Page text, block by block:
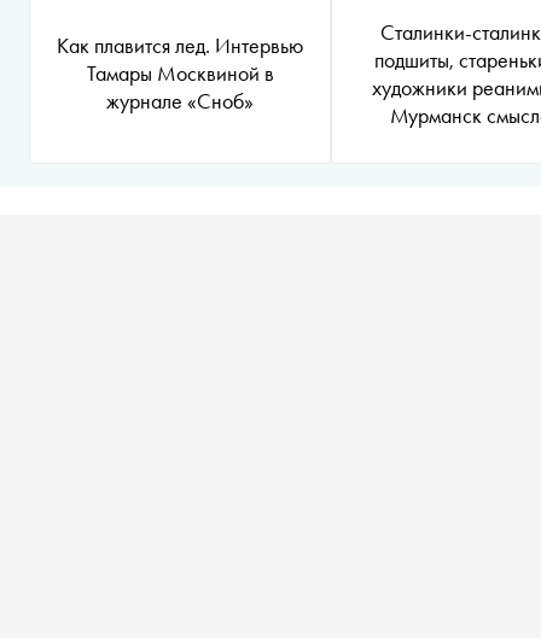
Kак плавится лед. Интервью
Тамары Москвиной в
журнале «Сноб»
Сталинки-
подшиты,
художники
Мурманск